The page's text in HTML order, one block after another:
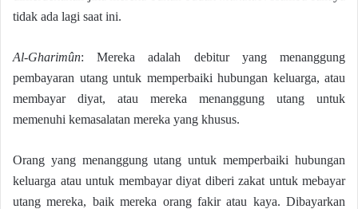
tidak ada lagi saat ini.
Al-Gharimûn: Mereka adalah debitur yang menanggung
pembayaran utang untuk memperbaiki hubungan keluarga, atau
membayar diyat, atau mereka menanggung utang untuk
memenuhi kemasalatan mereka yang khusus.
Orang yang menanggung utang untuk memperbaiki hubungan
keluarga atau untuk membayar diyat diberi zakat untuk mebayar
utang mereka, baik mereka orang fakir atau kaya. Dibayarkan